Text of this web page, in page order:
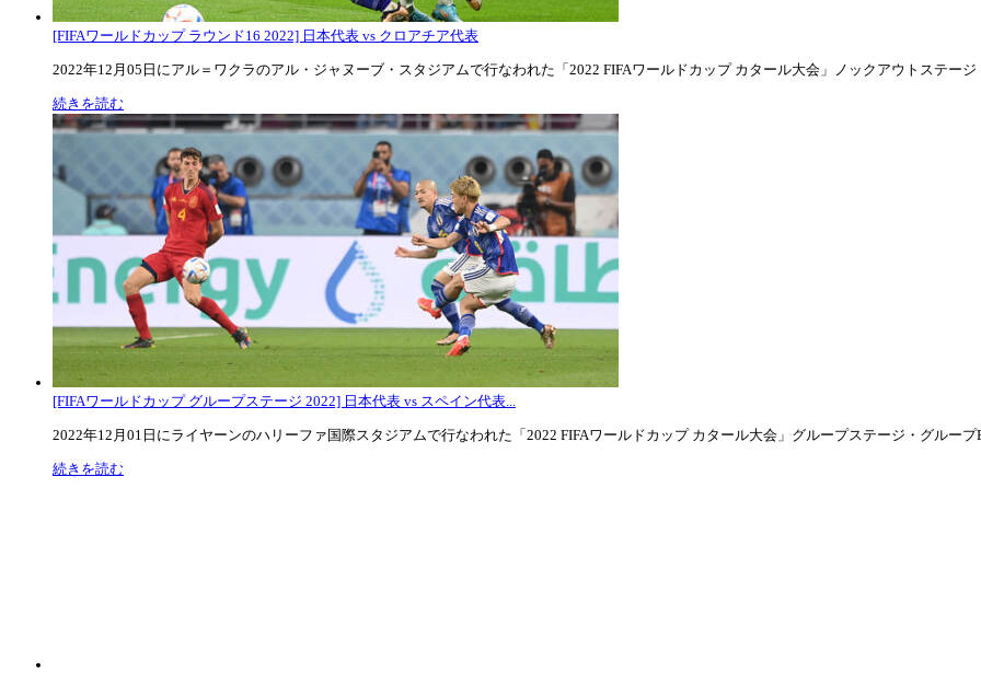
[FIFAワールドカップ ラウンド16 2022] 日本代表 vs クロアチア代表
2022年12月05日にアル＝ワクラのアル・ジャヌーブ・スタジアムで行なわれた「2022 FIFAワールドカップ カタール大会」ノックアウトステージ
続きを読む
[FIFAワールドカップ グループステージ 2022] 日本代表 vs スペイン代表...
2022年12月01日にライヤーンのハリーファ国際スタジアムで行なわれた「2022 FIFAワールドカップ カタール大会」グループステージ・グループ
続きを読む